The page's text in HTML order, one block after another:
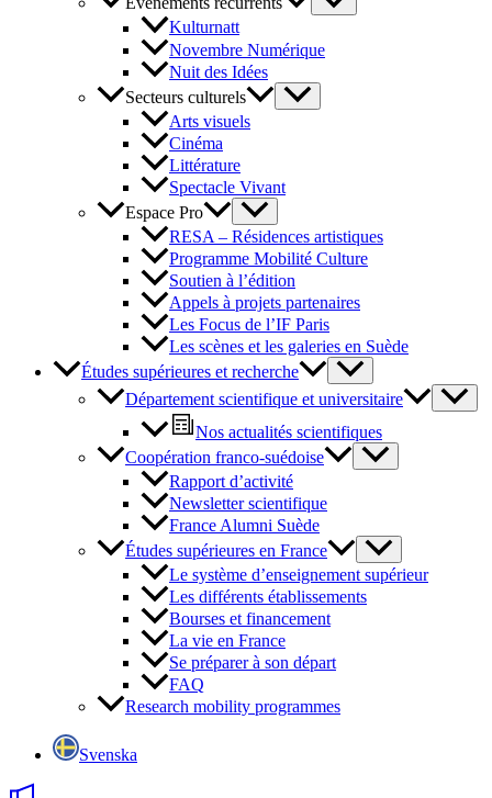
Kulturnatt
Novembre Numérique
Nuit des Idées
Secteurs culturels
Arts visuels
Cinéma
Littérature
Spectacle Vivant
Espace Pro
RESA – Résidences artistiques
Programme Mobilité Culture
Soutien à l’édition
Appels à projets partenaires
Les Focus de l’IF Paris
Les scènes et les galeries en Suède
Études supérieures et recherche
Département scientifique et universitaire
Nos actualités scientifiques
Coopération franco-suédoise
Rapport d’activité
Newsletter scientifique
France Alumni Suède
Études supérieures en France
Le système d’enseignement supérieur
Les différents établissements
Bourses et financement
La vie en France
Se préparer à son départ
FAQ
Research mobility programmes
Svenska